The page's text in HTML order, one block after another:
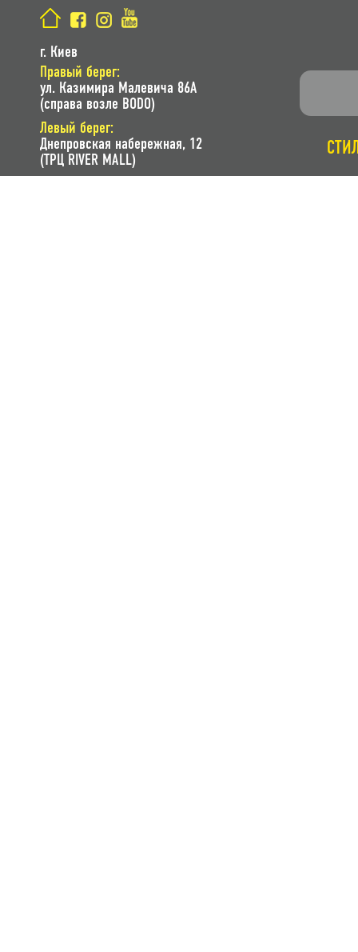
г. Киев
Правый берег:
ул. Казимира Малевича 86A
(справа возле BODO)
Левый берег:
Днепровская набережная, 12
(ТРЦ RIVER MALL)